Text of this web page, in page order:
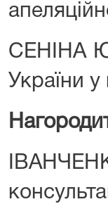
СЕНІНА
України у